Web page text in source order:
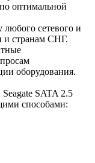
оптимальной
сетевого и
и странам СНГ.
оборудования.
SATA 2.5
способами: